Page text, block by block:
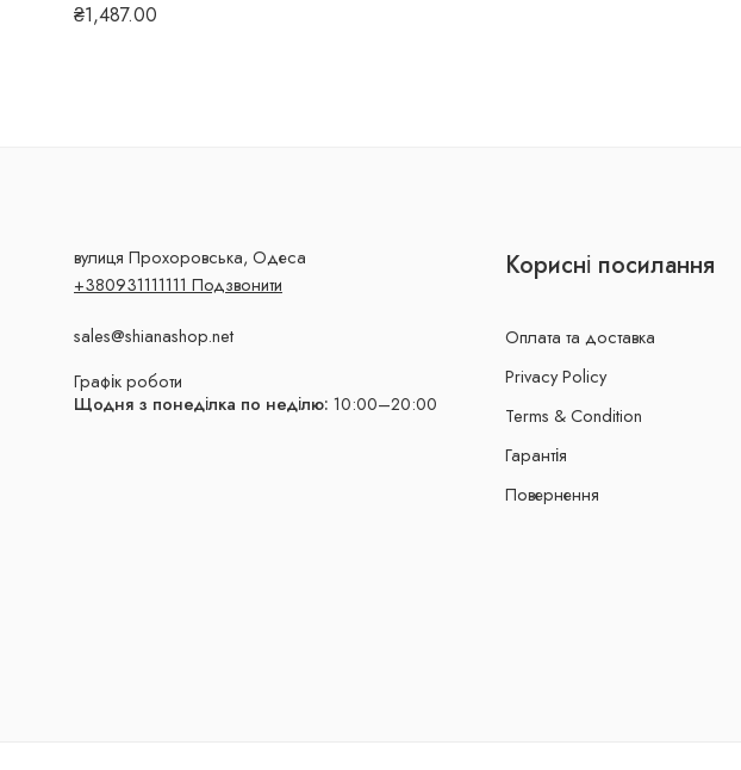
₴1,487.00
вулиця Прохоровська, Одеса
+380931111111 Подзвонити
sales@shianashop.net
Графік роботи
Щодня з понеділка по неділю: 10:00–20:00
Корисні посилання
Оплата та доставка
Privacy Policy
Terms & Condition
Гарантія
Повернення